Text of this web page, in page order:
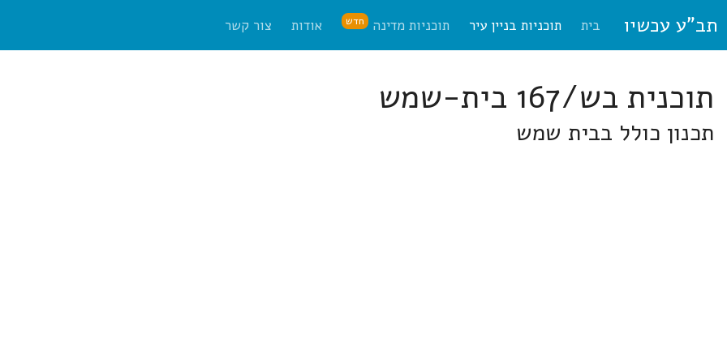
תב"ע עכשיו בית תוכניות בניין עיר תוכניות מדינה חדש אודות צור קשר
תוכנית בש/167 בית-שמש
תכנון כולל בבית שמש